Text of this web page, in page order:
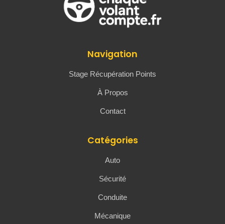
Navigation
Stage Récupération Points
À Propos
Contact
Catégories
Auto
Sécurité
Conduite
Mécanique